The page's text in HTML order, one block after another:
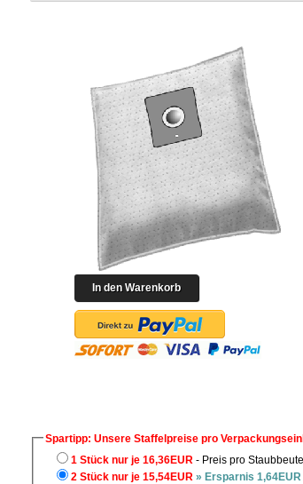
Spartipp: Unsere Staffelpreise pro
1 Stück nur je 16,36EUR - Preis pro
2 Stück nur je 15,54EUR » Ersparnis 1,64EUR